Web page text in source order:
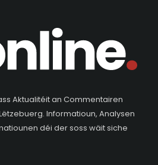
Aktualitéit an Commentairen
Informatioun, Analysen
déi der soss wäit siche